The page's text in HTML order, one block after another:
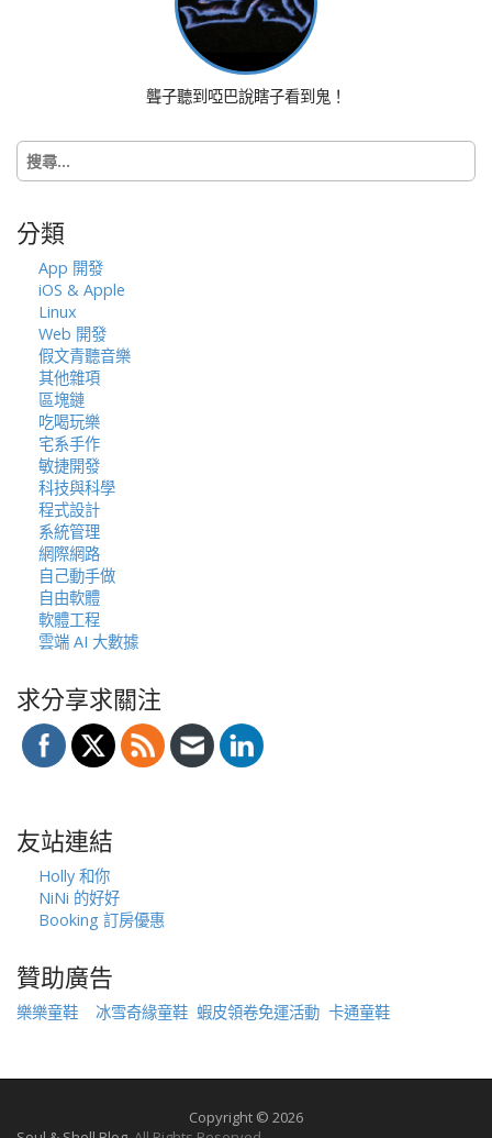
聾子聽到啞巴說瞎子看到鬼！
搜
尋
字:
分類
App 開發
iOS & Apple
Linux
Web 開發
假文青聽音樂
其他雜項
區塊鏈
吃喝玩樂
宅系手作
敏捷開發
科技與科學
程式設計
系統管理
網際網路
自己動手做
自由軟體
軟體工程
雲端 AI 大數據
求分享求關注
友站連結
Holly 和你
NiNi 的好好
Booking 訂房優惠
贊助廣告
樂樂童鞋 冰雪奇緣童鞋 蝦皮領卷免運活動 卡通童鞋
Copyright © 2026